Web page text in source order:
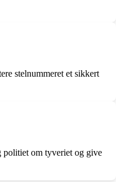
stelnummeret et sikkert
politiet om tyveriet og give